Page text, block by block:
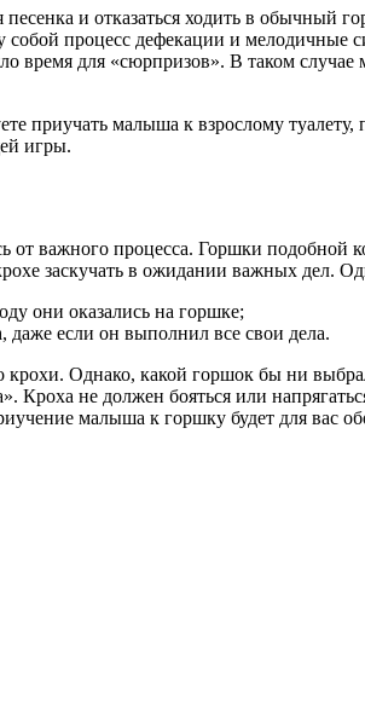
и отказаться ходить в обычный
процесс дефекации и мелодичные
для «сюрпризов». В таком
приучать малыша к взрослому
игры.
от важного процесса. Горшки
заскучать в ожидании важных дел.
они оказались на горшке;
даже если он выполнил все свои дела.
Однако, какой горшок бы ни
Кроха не должен бояться или
малыша к горшку будет для вас